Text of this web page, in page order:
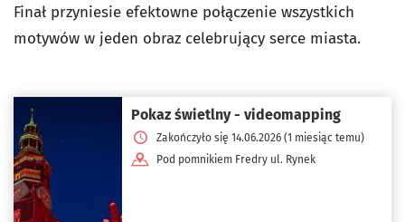
Finał przyniesie efektowne połączenie wszystkich
motywów w jeden obraz celebrujący serce miasta.
Pokaz świetlny - videomapping
Zakończyło się 14.06.2026 (1 miesiąc temu)
Pod pomnikiem Fredry ul. Rynek